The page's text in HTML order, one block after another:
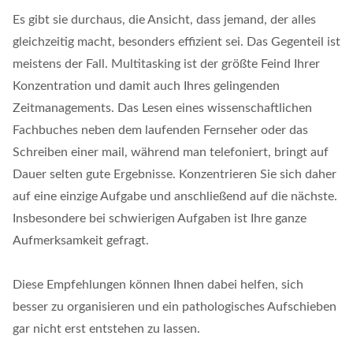
Es gibt sie durchaus, die Ansicht, dass jemand, der alles
gleichzeitig macht, besonders effizient sei. Das Gegenteil ist
meistens der Fall. Multitasking ist der größte Feind Ihrer
Konzentration und damit auch Ihres gelingenden
Zeitmanagements. Das Lesen eines wissenschaftlichen
Fachbuches neben dem laufenden Fernseher oder das
Schreiben einer mail, während man telefoniert, bringt auf
Dauer selten gute Ergebnisse. Konzentrieren Sie sich daher
auf eine einzige Aufgabe und anschließend auf die nächste.
Insbesondere bei schwierigen Aufgaben ist Ihre ganze
Aufmerksamkeit gefragt.
Diese Empfehlungen können Ihnen dabei helfen, sich
besser zu organisieren und ein pathologisches Aufschieben
gar nicht erst entstehen zu lassen.